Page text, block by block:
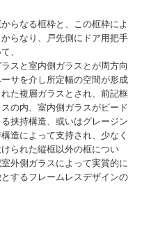
らなる框枠と、この框枠によ
らなり、戸先側にドア用把手
、
スと室内側ガラスとが周方向
サを介し所定幅の空間が形成
た複層ガラスとされ、前記框
の内、室内側ガラスがビード
挟持構造、或いはグレージン
造によって支持され、少なく
られた縦框以外の框につい
外側ガラスによって実質的に
するフレームレスデザインの